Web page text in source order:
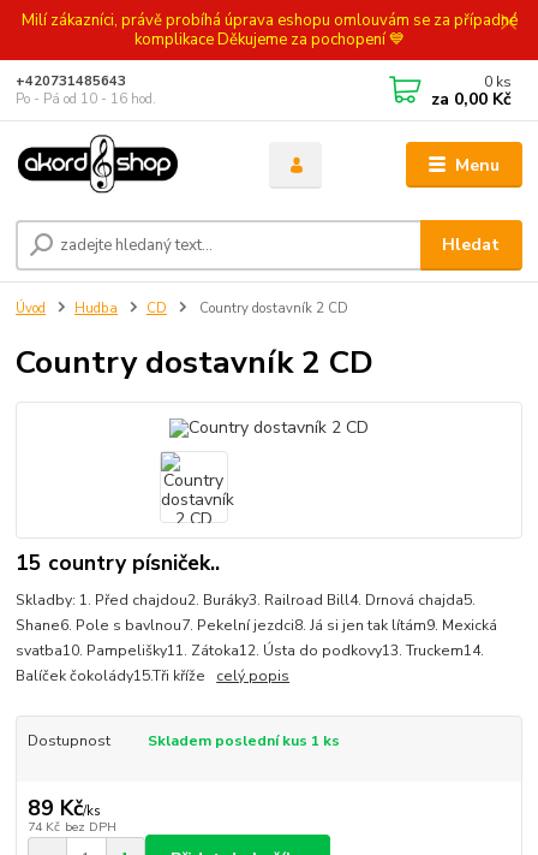
Milí zákazníci, právě probíhá úprava eshopu omlouvám se za případné
komplikace Děkujeme za pochopení 💙
Menu
Hledat
+420731485643
Po - Pá od 10 - 16 hod.
0 ks
za 0,00 Kč
Úvod Hudba CD Country dostavník 2 CD
Country dostavník 2 CD
15 country písniček..
Skladby: 1. Před chajdou2. Buráky3. Railroad Bill4. Drnová chajda5.
Shane6. Pole s bavlnou7. Pekelní jezdci8. Já si jen tak lítám9. Mexická
svatba10. Pampelišky11. Zátoka12. Ústa do podkovy13. Truckem14.
Balíček čokolády15.Tři kříže celý popis
Dostupnost Skladem poslední kus 1 ks
89 Kč/ks
74 Kč bez DPH